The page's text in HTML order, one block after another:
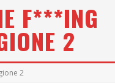
F***ING
2
2